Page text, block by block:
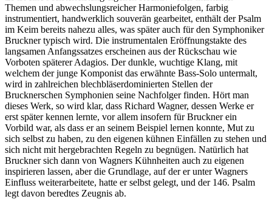
Themen und abwechslungsreicher Harmoniefolgen, farbig
instrumentiert, handwerklich souverän gearbeitet, enthält der Psalm
im Keim bereits nahezu alles, was später auch für den Symphoniker
Bruckner typisch wird. Die instrumentalen Eröffnungstakte des
langsamen Anfangssatzes erscheinen aus der Rückschau wie
Vorboten späterer Adagios. Der dunkle, wuchtige Klang, mit
welchem der junge Komponist das erwähnte Bass-Solo untermalt,
wird in zahlreichen blechbläserdominierten Stellen der
Brucknerschen Symphonien seine Nachfolger finden. Hört man
dieses Werk, so wird klar, dass Richard Wagner, dessen Werke er
erst später kennen lernte, vor allem insofern für Bruckner ein
Vorbild war, als dass er an seinem Beispiel lernen konnte, Mut zu
sich selbst zu haben, zu den eigenen kühnen Einfällen zu stehen und
sich nicht mit hergebrachten Regeln zu begnügen. Natürlich hat
Bruckner sich dann von Wagners Kühnheiten auch zu eigenen
inspirieren lassen, aber die Grundlage, auf der er unter Wagners
Einfluss weiterarbeitete, hatte er selbst gelegt, und der 146. Psalm
legt davon beredtes Zeugnis ab.